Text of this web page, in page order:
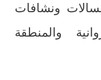
ونشافات
والمنطقة